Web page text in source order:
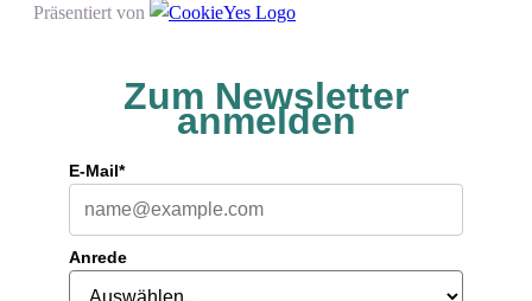
Präsentiert von
Zum Newsletter
anmelden
E-Mail*
Anrede